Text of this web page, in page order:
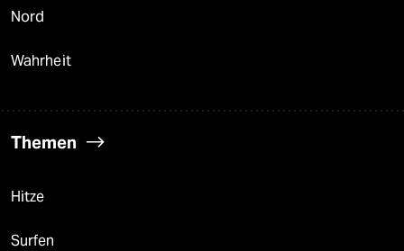
Nord
Wahrheit
Themen
Hitze
Surfen